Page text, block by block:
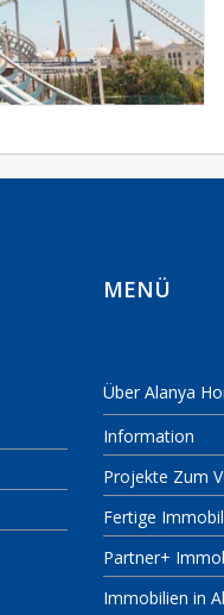
MENÜ
Über Alanya
Information
Projekte Zum
Fertige
Partner+
Immobilien in